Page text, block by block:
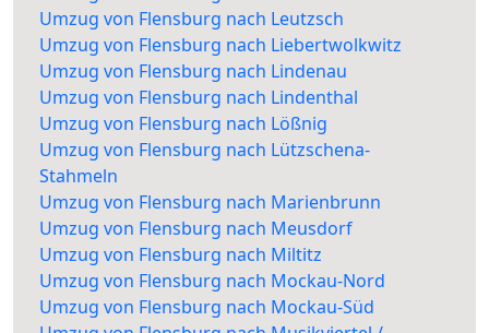
Umzug von Flensburg nach Leutzsch
Umzug von Flensburg nach Liebertwolkwitz
Umzug von Flensburg nach Lindenau
Umzug von Flensburg nach Lindenthal
Umzug von Flensburg nach Lößnig
Umzug von Flensburg nach Lützschena-
Stahmeln
Umzug von Flensburg nach Marienbrunn
Umzug von Flensburg nach Meusdorf
Umzug von Flensburg nach Miltitz
Umzug von Flensburg nach Mockau-Nord
Umzug von Flensburg nach Mockau-Süd